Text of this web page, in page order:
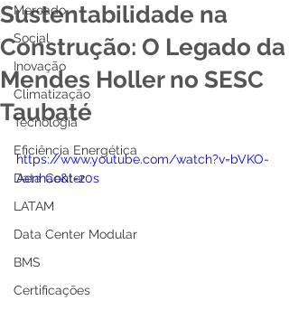
Mercado
Social
Inovação
Climatização
Tecnologia
Eficiência Energética
Data Center
LATAM
Data Center Modular
BMS
Certificações
Sustentabilidade na
Construção: O Legado da
Mendes Holler no SESC
Taubaté
https://www.youtube.com/watch?v=bVKO-
Aenhao&t=20s